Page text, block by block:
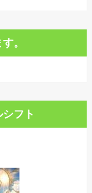
。
フト